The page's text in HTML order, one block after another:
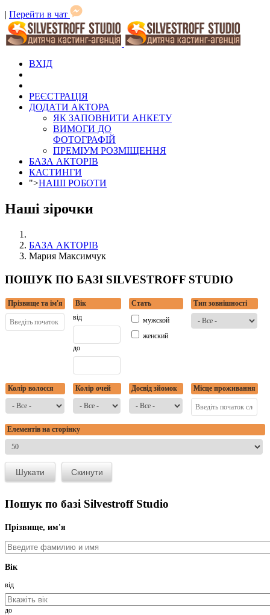
| Перейти в чат
ВХІД
РЕЄСТРАЦІЯ
ДОДАТИ АКТОРА
ЯК ЗАПОВНИТИ АНКЕТУ
ВИМОГИ ДО
ФОТОГРАФІЙ
ПРЕМІУМ РОЗМІЩЕННЯ
БАЗА АКТОРІВ
КАСТИНГИ
">НАШІ РОБОТИ
Наші зірочки
БАЗА АКТОРІВ
Мария Максимчук
ПОШУК ПО БАЗІ SILVESTROFF STUDIO
Прізвище та ім'я
Вік
від
до
Стать
мужской
женский
Тип зовнішності
Колір волосся Колір очей Досвід зйомок Місце проживання
Елементів на сторінку
Пошук по базі Silvestroff Studio
Прізвище, им'я
Вік
від
до